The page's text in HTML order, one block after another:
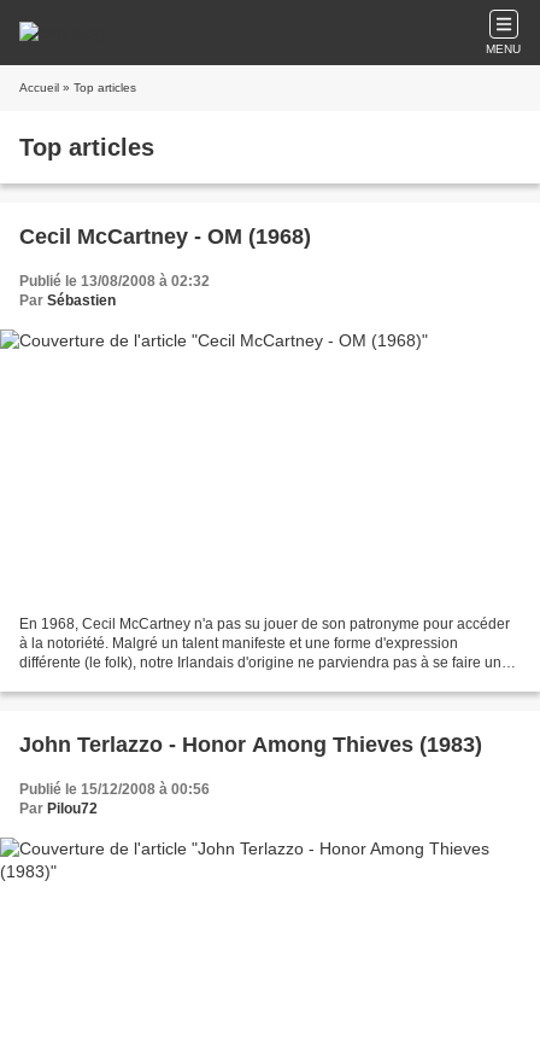
MENU
Accueil » Top articles
Top articles
Cecil McCartney - OM (1968)
Publié le 13/08/2008 à 02:32
Par Sébastien
En 1968, Cecil McCartney n'a pas su jouer de son patronyme pour accéder
à la notoriété. Malgré un talent manifeste et une forme d'expression
différente (le folk), notre Irlandais d'origine ne parviendra pas à se faire un
John Terlazzo - Honor Among Thieves (1983)
Publié le 15/12/2008 à 00:56
Par Pilou72